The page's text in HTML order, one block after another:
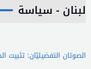
لبنان - سياسة
الصوتان التفضيليّان: